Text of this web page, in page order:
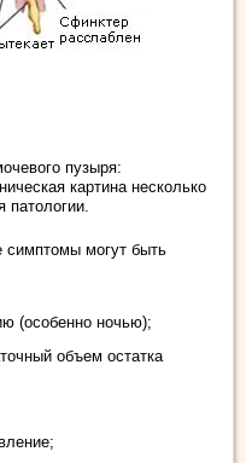
пузыря:
картина несколько
патологии.
симптомы могут быть
(особенно ночью);
объем остатка